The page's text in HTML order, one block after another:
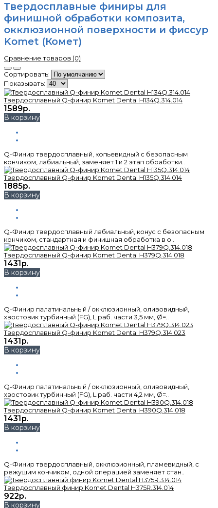
Твердосплавные финиры для
финишной обработки композита,
окклюзионной поверхности и фиссур
Komet (Комет)
Сравнение товаров (0)
Сортировать:
Показывать:
Твердосплавный Q-финир Komet Dental H134Q.314.014
1589р.
В корзину
Q-Финир твердосплавный, копьевидный с безопасным
кончиком, лабиальный, заменяет 1 и 2 этап обработки..
Твердосплавный Q-финир Komet Dental H135Q.314.014
1885р.
В корзину
Q-Финир твердосплавный лабиальный, конус с безопасным
кончиком, стандартная и финишная обработка в о..
Твердосплавный Q-финир Komet Dental H379Q.314.018
1431р.
В корзину
Q-Финир палатинальный / окклюзионный, оливовидный,
хвостовик турбинный (FG), L раб. части 3,5 мм, Ø=..
Твердосплавный Q-финир Komet Dental H379Q.314.023
1431р.
В корзину
Q-Финир палатинальный / окклюзионный, оливовидный,
хвостовик турбинный (FG), L раб. части 4,2 мм, Ø=..
Твердосплавный Q-финир Komet Dental H390Q.314.018
1431р.
В корзину
Q-Финир твердосплавный, окклюзионный, пламевидный, с
режущим кончиком, одной операцией заменяет стан..
Твердосплавный финир Komet Dental H375R.314.014
922р.
В корзину